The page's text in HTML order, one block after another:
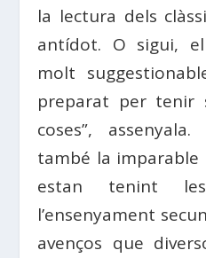
la lectura dels
antídot. O sigui,
molt
preparat per tenir
coses”,
també la imparable
estan tenint
l’ensenyament
avenços que